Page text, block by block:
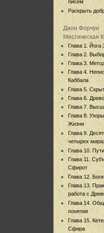
писем
Раскрыть
Дион Форчун
Мистическая
Глава 1. Йога
Глава 2.
Глава 3.
Глава 4.
Каббала
Глава 5.
Глава 6.
Глава 7.
Глава 8.
Жизни
Глава 9.
четырех
Глава 10.
Глава 11.
Сфирот
Глава 12.
Глава 13.
работа с
Глава 14.
понятия
Глава 15.
Сфира